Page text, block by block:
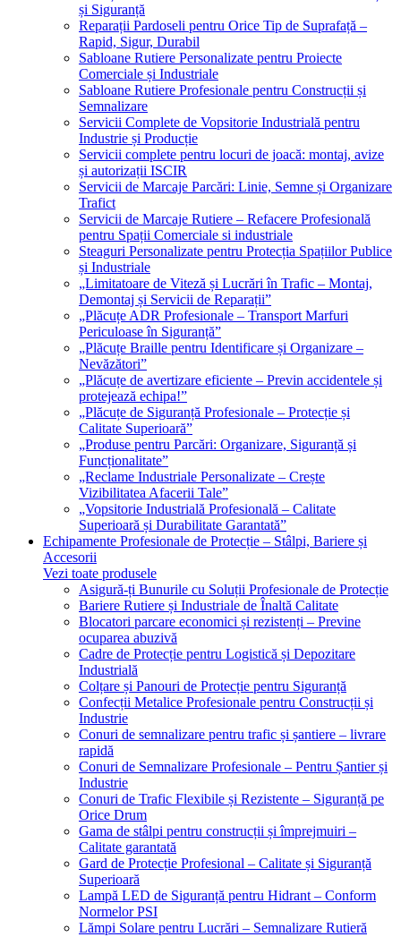
și Siguranță
Reparații Pardoseli pentru Orice Tip de Suprafață –
Rapid, Sigur, Durabil
Sabloane Rutiere Personalizate pentru Proiecte
Comerciale și Industriale
Sabloane Rutiere Profesionale pentru Construcții și
Semnalizare
Servicii Complete de Vopsitorie Industrială pentru
Industrie și Producție
Servicii complete pentru locuri de joacă: montaj, avize
și autorizații ISCIR
Servicii de Marcaje Parcări: Linie, Semne și Organizare
Trafict
Servicii de Marcaje Rutiere – Refacere Profesională
pentru Spații Comerciale si industriale
Steaguri Personalizate pentru Protecția Spațiilor Publice
și Industriale
„Limitatoare de Viteză și Lucrări în Trafic – Montaj,
Demontaj și Servicii de Reparații”
„Plăcuțe ADR Profesionale – Transport Marfuri
Periculoase în Siguranță”
„Plăcuțe Braille pentru Identificare și Organizare –
Nevăzători”
„Plăcuțe de avertizare eficiente – Previn accidentele și
protejează echipa!”
„Plăcuțe de Siguranță Profesionale – Protecție și
Calitate Superioară”
„Produse pentru Parcări: Organizare, Siguranță și
Funcționalitate”
„Reclame Industriale Personalizate – Crește
Vizibilitatea Afacerii Tale”
„Vopsitorie Industrială Profesională – Calitate
Superioară și Durabilitate Garantată”
Echipamente Profesionale de Protecție – Stâlpi, Bariere și
Accesorii
Vezi toate produsele
Asigură-ți Bunurile cu Soluții Profesionale de Protecție
Bariere Rutiere și Industriale de Înaltă Calitate
Blocatori parcare economici și rezistenți – Previne
ocuparea abuzivă
Cadre de Protecție pentru Logistică și Depozitare
Industrială
Colțare și Panouri de Protecție pentru Siguranță
Confecții Metalice Profesionale pentru Construcții și
Industrie
Conuri de semnalizare pentru trafic și șantiere – livrare
rapidă
Conuri de Semnalizare Profesionale – Pentru Șantier și
Industrie
Conuri de Trafic Flexibile și Rezistente – Siguranță pe
Orice Drum
Gama de stâlpi pentru construcții și împrejmuiri –
Calitate garantată
Gard de Protecție Profesional – Calitate și Siguranță
Superioară
Lampă LED de Siguranță pentru Hidrant – Conform
Normelor PSI
Lămpi Solare pentru Lucrări – Semnalizare Rutieră